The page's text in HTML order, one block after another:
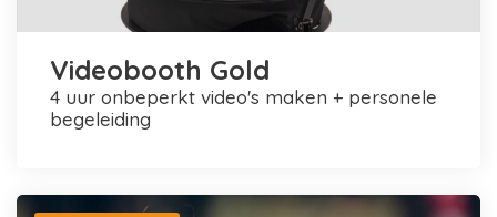
Videobooth Gold
4 uur onbeperkt video's maken + personele
begeleiding